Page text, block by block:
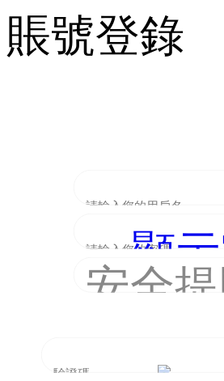
賬號登錄
顯
安全